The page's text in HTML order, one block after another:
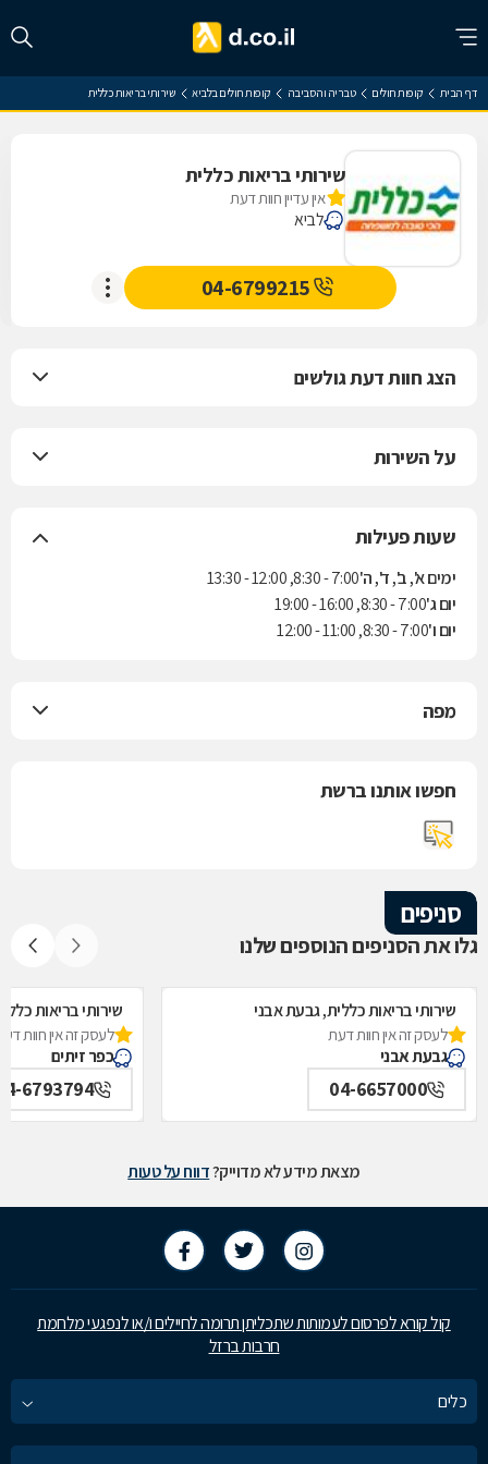
דף הבית קופות חולים טבריה והסביבה קופות חולים בלביא שירותי בריאות כללית
שירותי בריאות כללית
אין עדיין חוות דעת
לביא
04-6799215
הצג חוות דעת גולשים
על השירות
שעות פעילות
ימים א', ב', ד', ה'7:00 - 8:30, 12:00 - 13:30
יום ג'7:00 - 8:30, 16:00 - 19:00
יום ו'7:00 - 8:30, 11:00 - 12:00
מפה
חפשו אותנו ברשת
סניפים
גלו את הסניפים הנוספים שלנו
שירותי בריאות כללית, גבעת אבני
לעסק זה אין חוות דעת
גבעת אבני
04-6657000
שירותי בריאות
לעסק זה אין חוות
כפר זיתים
6793794
מצאת מידע לא מדוייק?דווח על טעות
קול קורא לפרסום לעמותות שתכליתן תרומה לחיילים ו/או לנפגעי מלחמת
חרבות ברזל
כלים